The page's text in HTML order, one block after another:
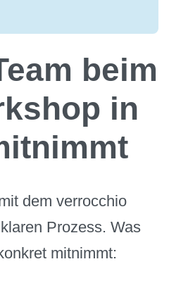
beim
in
dem verrocchio
Prozess. Was
mitnimmt: